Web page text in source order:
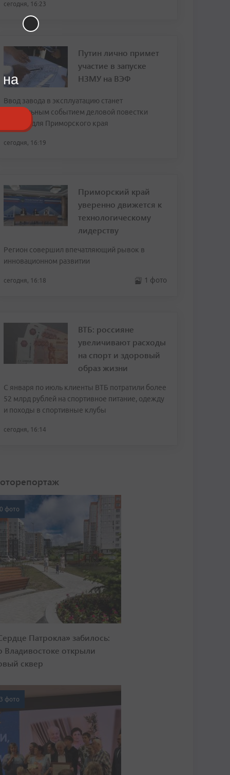
сегодня, 16:23
Путин лично примет
участие в запуске
НЗМУ на ВЭФ
Ввод завода в эксплуатацию станет
центральным событием деловой повестки
форума для Приморского края
сегодня, 16:19
Приморский край
уверенно движется к
технологическому
лидерству
Регион совершил впечатляющий рывок в
инновационном развитии
сегодня, 16:18 1 фото
ВТБ: россияне
увеличивают расходы
на спорт и здоровый
образ жизни
С января по июль клиенты ВТБ потратили более
52 млрд рублей на спортивное питание, одежду
и походы в спортивные клубы
сегодня, 16:14
фото
Патрокла» забилось:
Владивостоке открыли
сквер
фото